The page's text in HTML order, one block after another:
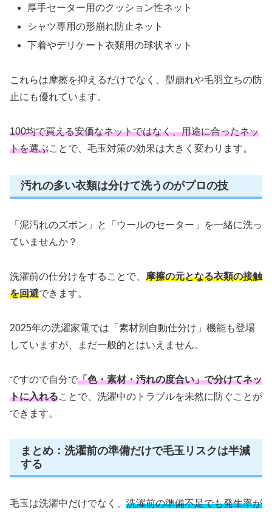
厚手セーター用のクッション性ネット
シャツ専用の形崩れ防止ネット
下着やデリケート衣類用の球状ネット
これらは摩擦を抑えるだけでなく、型崩れや毛羽立ちの防
止にも優れています。
100均で買える安価なネットではなく、用途に合ったネッ
トを選ぶことで、毛玉対策の効果は大きく変わります。
汚れの多い衣類は分けて洗うのがプロの技
「泥汚れのズボン」と「ウールのセーター」を一緒に洗っ
ていませんか？
洗濯前の仕分けをすることで、 摩擦の元となる衣類の接触
を回避できます。
2025年の洗濯家電では「素材別自動仕分け」機能も登場
していますが、まだ一般的とはいえません。
ですので自分で「色・素材・汚れの度合い」で分けてネッ
トに入れることで、洗濯中のトラブルを未然に防ぐことが
できます。
まとめ：洗濯前の準備だけで毛玉リスクは半減
する
毛玉は洗濯中だけでなく、 洗濯前の準備不足でも発生率が